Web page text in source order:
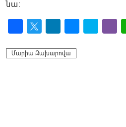
նա։
Մարիա Զախարովա